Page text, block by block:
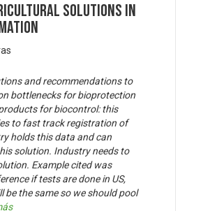
Solutions in
and recommendations to
bottlenecks for bioprotection
for biocontrol: this
to fast track registration of
holds this data and can
solution. Industry needs to
Example cited was
if tests are done in US,
be the same so we should pool